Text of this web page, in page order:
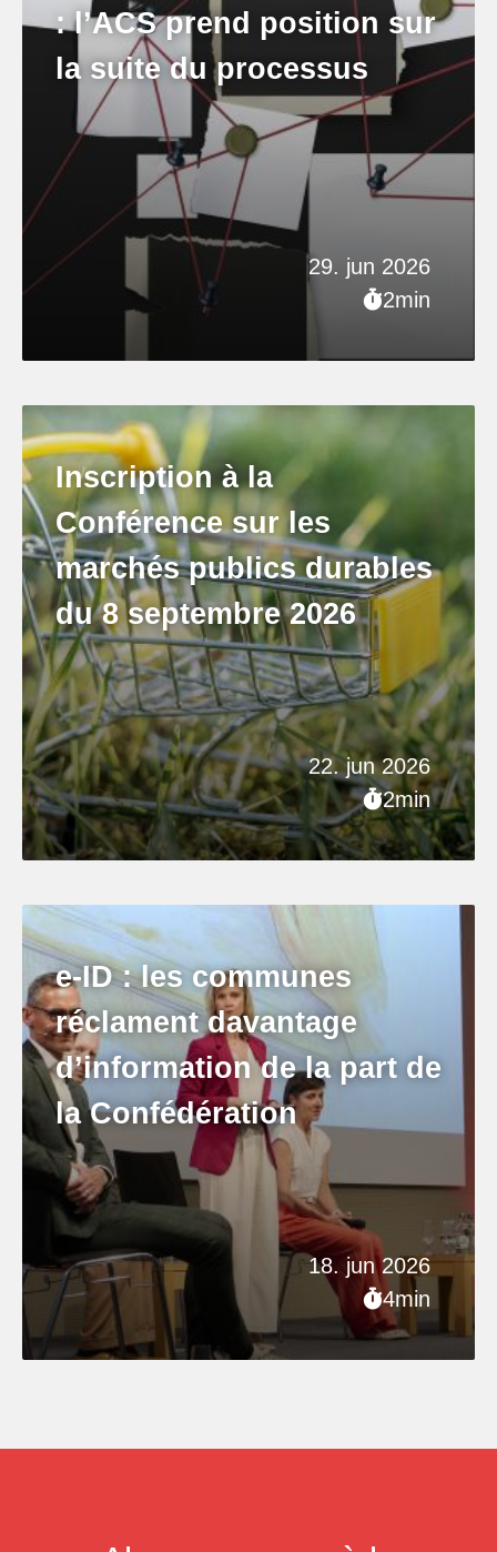
29. jun 2026
2min
: l’ACS prend position sur
la suite du processus
22. jun 2026
2min
Inscription à la
Conférence sur les
marchés publics durables
du 8 septembre 2026
18. jun 2026
4min
e-ID : les communes
réclament davantage
d’information de la part de
la Confédération